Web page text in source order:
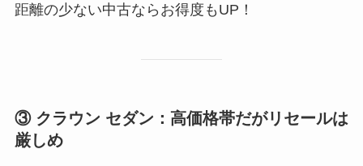
距離の少ない中古ならお得度もUP！
③ クラウン セダン：高価格帯だがリセールは
厳しめ